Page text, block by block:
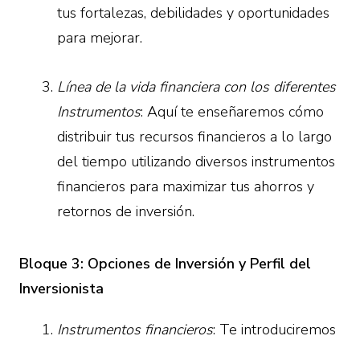
tus fortalezas, debilidades y oportunidades
para mejorar.
Línea de la vida financiera con los diferentes
Instrumentos: Aquí te enseñaremos cómo
distribuir tus recursos financieros a lo largo
del tiempo utilizando diversos instrumentos
financieros para maximizar tus ahorros y
retornos de inversión.
Bloque 3: Opciones de Inversión y Perfil del
Inversionista
Instrumentos financieros: Te introduciremos